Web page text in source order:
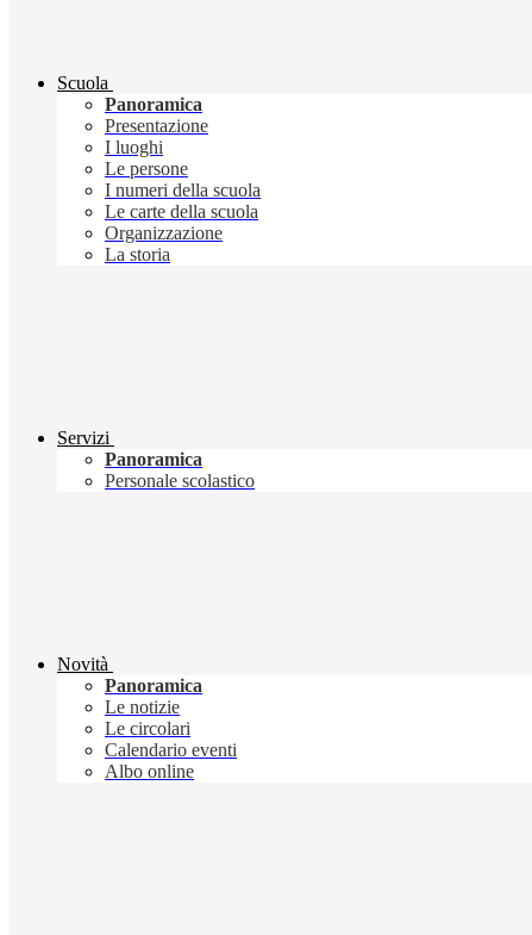
Scuola
Panoramica
Presentazione
I luoghi
Le persone
I numeri della scuola
Le carte della scuola
Organizzazione
La storia
Servizi
Panoramica
Personale scolastico
Novità
Panoramica
Le notizie
Le circolari
Calendario eventi
Albo online